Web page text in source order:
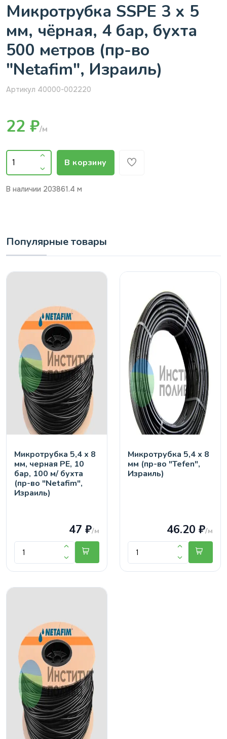
Микротрубка SSPE 3 х 5
мм, чёрная, 4 бар, бухта
500 метров (пр-во
"Netafim", Израиль)
Артикул 40000-002220
22 ₽/м
В корзину
В наличии 203861.4 м
Популярные товары
Микротрубка 5,4 х 8
мм, черная PE, 10
бар, 100 м/ бухта
(пр-во "Netafim",
Израиль)
47 ₽/м
Микротрубка 5,4 х 8
мм (пр-во "Tefen",
Израиль)
46.20 ₽/м